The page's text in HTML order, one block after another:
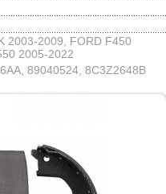
2003-2009, FORD F450
2005-2022
89040524, 8C3Z2648B